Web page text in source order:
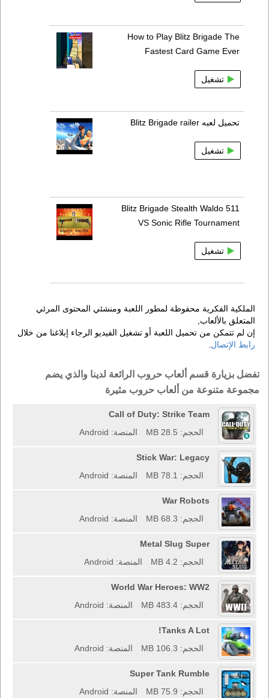
How to Play Blitz Brigade The
Fastest Card Game Ever
تشغيل
تحميل لعبه Blitz Brigade railer
تشغيل
Blitz Brigade Stealth Waldo 511
VS Sonic Rifle Tournament
تشغيل
الملكية الفكرية محفوظة لمطور اللعبة ومنشئي المحتوى المرئي
المتعلق بالألعاب,
إن لم تتمكن من تحميل اللعبة أو تشغيل الفيديو الرجاء إبلاغنا من خلال
رابط الإتصال
تفضل بزيارة قسم ألعاب حروب الرائعة لدينا والذي يضم
مجموعة متنوعة من ألعاب حروب مثيرة
Call of Duty: Strike Team
الحجم: 28.5 MB
المنصة: Android
Stick War: Legacy
الحجم: 78.1 MB
المنصة: Android
War Robots
الحجم: 68.3 MB
المنصة: Android
Metal Slug Super
الحجم: 4.2 MB
المنصة: Android
World War Heroes: WW2
الحجم: 483.4 MB
المنصة: Android
Tanks A Lot!
الحجم: 106.3 MB
المنصة: Android
Super Tank Rumble
الحجم: 75.9 MB
المنصة: Android